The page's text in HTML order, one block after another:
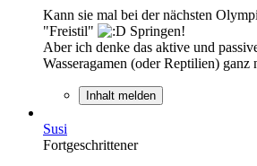
Kann sie mal bei der nächsten
"Freistil"
Springen!
Aber ich denke das aktive und
Wasseragamen (oder Reptilien) ganz
Inhalt melden
Susi
Fortgeschrittener